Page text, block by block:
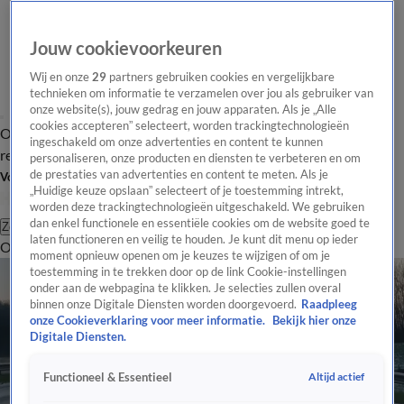
Overzicht Laatste nieuws Regionieuws Het beste van Hart
Tip de
redactie
Volg Hart van Nederland
Zoeken
OverzichtRegioUitzendingenWeerTip de redactiePanelVideo's
Jouw cookievoorkeuren
Wij en onze29 partners gebruiken cookies en vergelijkbare
technieken om informatie te verzamelen over jou als gebruiker van
onze website(s), jouw gedrag en jouw apparaten. Als je „Alle
cookies accepteren” selecteert, worden trackingtechnologieën
ingeschakeld om onze advertenties en content te kunnen
personaliseren, onze producten en diensten te verbeteren en om
de prestaties van advertenties en content te meten. Als je
„Huidige keuze opslaan” selecteert of je toestemming intrekt,
worden deze trackingtechnologieën uitgeschakeld. We gebruiken
dan enkel functionele en essentiële cookies om de website goed te
laten functioneren en veilig te houden. Je kunt dit menu op ieder
moment opnieuw openen om je keuzes te wijzigen of om je
toestemming in te trekken door op de link Cookie-instellingen
onder aan de webpagina te klikken. Je selecties zullen overal
binnen onze Digitale Diensten worden doorgevoerd. Raadpleeg
onze Cookieverklaring voor meer informatie.
Bekijk hier onze
Digitale Diensten.
Functioneel & Essentieel Altijd actief